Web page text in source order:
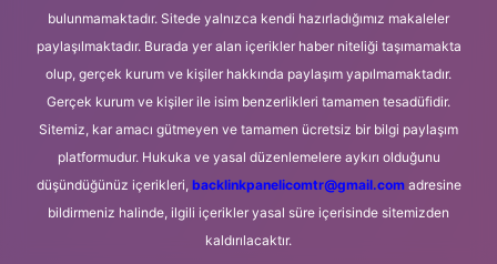
bulunmamaktadır. Sitede yalnızca kendi hazırladığımız makaleler
paylaşılmaktadır. Burada yer alan içerikler haber niteliği taşımamakta
olup, gerçek kurum ve kişiler hakkında paylaşım yapılmamaktadır.
Gerçek kurum ve kişiler ile isim benzerlikleri tamamen tesadüfidir.
Sitemiz, kar amacı gütmeyen ve tamamen ücretsiz bir bilgi paylaşım
platformudur. Hukuka ve yasal düzenlemelere aykırı olduğunu
düşündüğünüz içerikleri, backlinkpanelicomtr@gmail.comadresine
bildirmeniz halinde, ilgili içerikler yasal süre içerisinde sitemizden
kaldırılacaktır.